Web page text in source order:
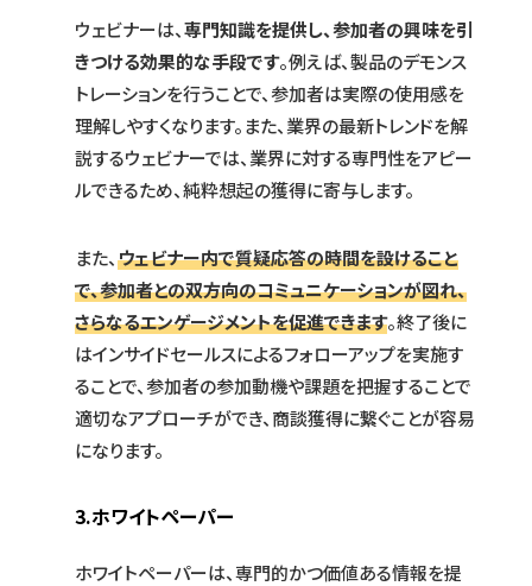
ウェビナーは、専門知識を提供し、参加者の興味を引
きつける効果的な手段です。例えば、製品のデモンス
トレーションを行うことで、参加者は実際の使用感を
理解しやすくなります。また、業界の最新トレンドを解
説するウェビナーでは、業界に対する専門性をアピー
ルできるため、純粋想起の獲得に寄与します。
また、ウェビナー内で質疑応答の時間を設けること
で、参加者との双方向のコミュニケーションが図れ、
さらなるエンゲージメントを促進できます。終了後に
はインサイドセールスによるフォローアップを実施す
ることで、参加者の参加動機や課題を把握することで
適切なアプローチができ、商談獲得に繋ぐことが容易
になります。
3.ホワイトペーパー
ホワイトペーパーは、専門的かつ価値ある情報を提